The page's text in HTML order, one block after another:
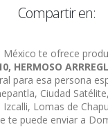
Compartir en:
México te ofrece
HERMOSO
para esa persona
Ciudad
Lomas de
te puede enviar a